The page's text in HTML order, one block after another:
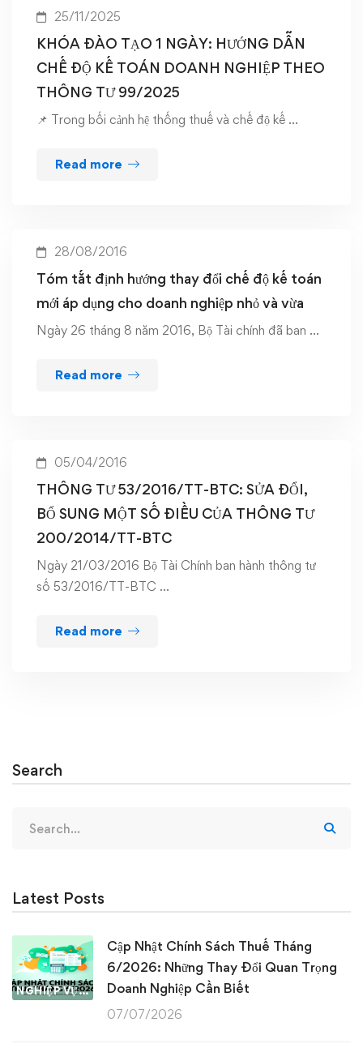
25/11/2025
KHÓA ĐÀO TẠO 1 NGÀY: HƯỚNG DẪN
CHẾ ĐỘ KẾ TOÁN DOANH NGHIỆP THEO
THÔNG TƯ 99/2025
📌 Trong bối cảnh hệ thống thuế và chế độ kế …
Read more
28/08/2016
Tóm tắt định hướng thay đổi chế độ kế toán
mới áp dụng cho doanh nghiệp nhỏ và vừa
Ngày 26 tháng 8 năm 2016, Bộ Tài chính đã ban …
Read more
05/04/2016
THÔNG TƯ 53/2016/TT-BTC: SỬA ĐỔI,
BỔ SUNG MỘT SỐ ĐIỀU CỦA THÔNG TƯ
200/2014/TT-BTC
Ngày 21/03/2016 Bộ Tài Chính ban hành thông tư
số 53/2016/TT-BTC …
Read more
Search
for:
Latest Posts
NGHIỆP VỤ KẾ TOÁN & THUẾ
Cập Nhật Chính Sách Thuế Tháng
6/2026: Những Thay Đổi Quan Trọng
Doanh Nghiệp Cần Biết
07/07/2026